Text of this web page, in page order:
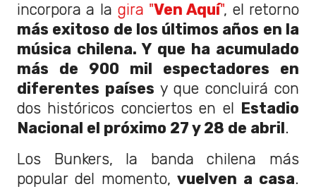
incorpora a la gira "Ven Aquí", el retorno
más exitoso de los últimos años en la
música chilena. Y que ha acumulado
más de 900 mil espectadores en
diferentes países y que concluirá con
dos históricos conciertos en el Estadio
Nacional el próximo 27 y 28 de abril.
Los Bunkers, la banda chilena más
popular del momento,vuelven a casa.